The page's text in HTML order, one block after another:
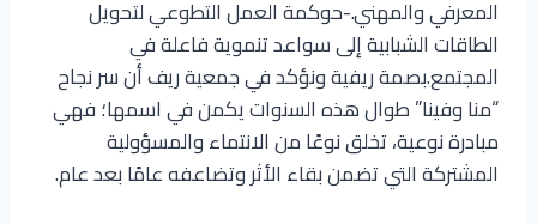
المعرفي والمهني.-حوكمة العمل التطوعي لتحويل
الطاقات الشبابية إلى سواعد تنموية فاعلة في
المجتمع.بصمة ريفية ونؤكد في جمعية ريف أن سر نجاح
“منا وفينا” طوال هذه السنوات يكمن في اسمها؛ فهي
مبادرة نوعية، تخلق نوعًا من الانتماء والمسؤولية
المشتركة التي تضمن بقاء الأثر وتضاعفه عامًا بعد عام.